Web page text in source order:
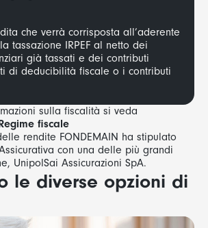
che verrà corrisposta all’aderente
tassazione IRPEF al netto dei
già tassati e dei contributi
di deducibilità fiscale o i contributi
sulla fiscalità si veda
fiscale
rendite FONDEMAIN ha stipulato
con una delle più grandi
UnipolSai Assicurazioni SpA.
le diverse opzioni di